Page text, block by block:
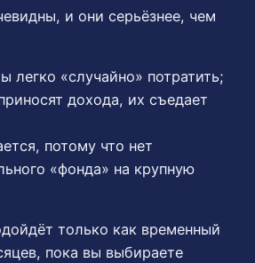
и они серьёзнее, чем
легко «случайно» потратить;
дохода, их съедает
потому что нет
«фонда» на крупную
только как временный
пока вы выбираете